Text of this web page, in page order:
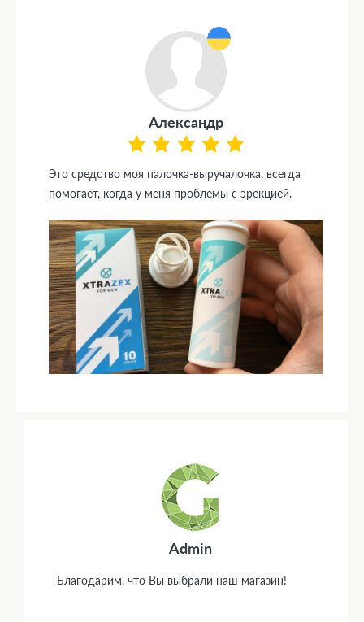
Александр
Это средство моя палочка-выручалочка, всегда
помогает, когда у меня проблемы с эрекцией.
Admin
Благодарим, что Вы выбрали наш магазин!